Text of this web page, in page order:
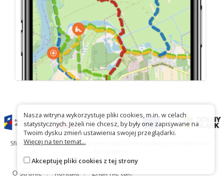
Sfinansowano ze środków Województwa Dolnośląskiego i środków Unii
O stronie Kontakt Znak nie tak?
Nasza witryna wykorzystuje pliki cookies, m.in. w celach
statystycznych. Jeżeli nie chcesz, by były one zapisywane na
Twoim dysku zmień ustawienia swojej przeglądarki.
Więcej na ten temat...
Akceptuję pliki cookies z tej strony